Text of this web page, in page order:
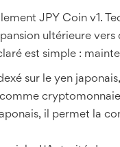
JPY Coin v1.
ultérieure
est simple :
sur le yen
il permet la